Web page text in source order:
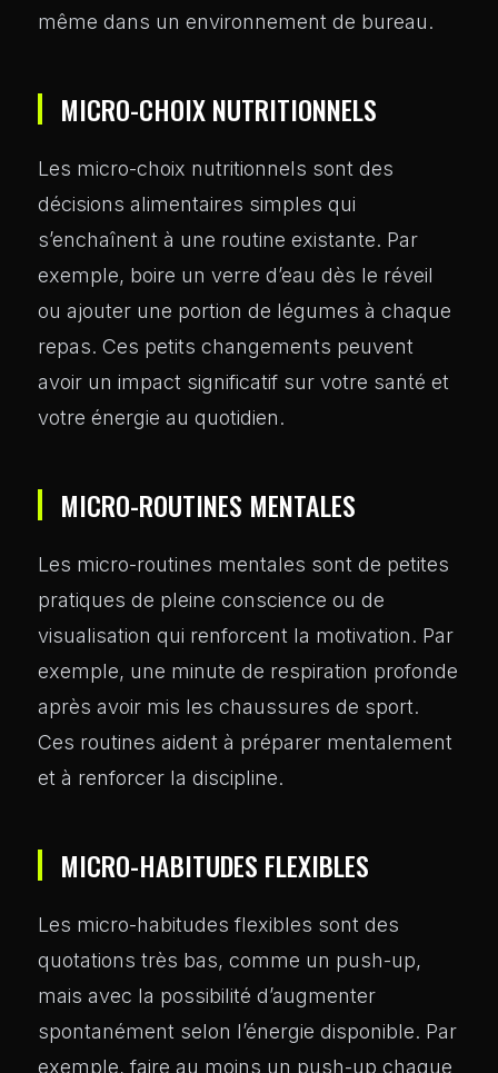
même dans un environnement de bureau.
MICRO-CHOIX NUTRITIONNELS
Les micro-choix nutritionnels sont des
décisions alimentaires simples qui
s’enchaînent à une routine existante. Par
exemple, boire un verre d’eau dès le réveil
ou ajouter une portion de légumes à chaque
repas. Ces petits changements peuvent
avoir un impact significatif sur votre santé et
votre énergie au quotidien.
MICRO-ROUTINES MENTALES
Les micro-routines mentales sont de petites
pratiques de pleine conscience ou de
visualisation qui renforcent la motivation. Par
exemple, une minute de respiration profonde
après avoir mis les chaussures de sport.
Ces routines aident à préparer mentalement
et à renforcer la discipline.
MICRO-HABITUDES FLEXIBLES
Les micro-habitudes flexibles sont des
quotations très bas, comme un push-up,
mais avec la possibilité d’augmenter
spontanément selon l’énergie disponible. Par
exemple, faire au moins un push-up chaque